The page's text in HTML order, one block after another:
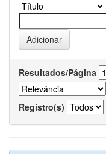
Resultados/Página
Registro(s)